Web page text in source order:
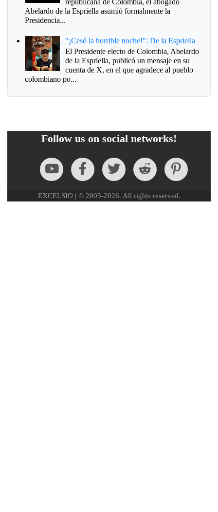
republicana de Colombia, el abogado
Abelardo de la Espriella asumió formalmente la
Presidencia...
"¡Cesó la horrible noche!": De la Espriella
El Presidente electo de Colombia, Abelardo
de la Espriella, publicó un mensaje en su
cuenta de X, en el que agradece al pueblo
colombiano po...
Follow us on social networks!
EXCELSIO | © 2005-2026. All rights reserved.